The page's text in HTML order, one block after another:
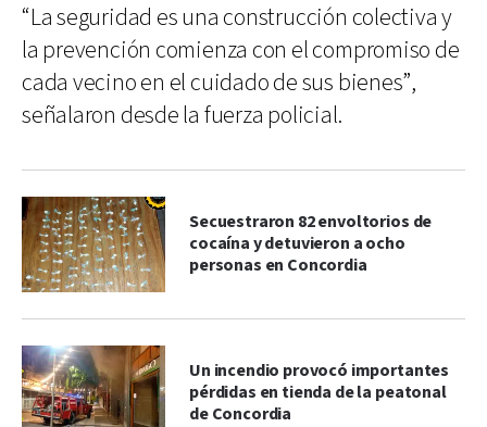
“La seguridad es una construcción colectiva y
la prevención comienza con el compromiso de
cada vecino en el cuidado de sus bienes”,
señalaron desde la fuerza policial.
Secuestraron 82 envoltorios de
cocaína y detuvieron a ocho
personas en Concordia
Un incendio provocó importantes
pérdidas en tienda de la peatonal
de Concordia